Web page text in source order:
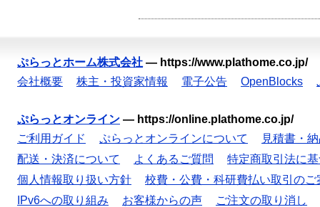
ぷらっとホーム株式会社 — https://www.plathome.co.jp/
会社概要
株主・投資家情報 電子公告 OpenBlocks
ぷらっとオンライン — https://online.plathome.co.jp/
ご利用ガイド
ぷらっとオンラインについて
見積書・
配送・決済について
よくあるご質問
特定商取引法に
個人情報取り扱い方針
校費・公費・科研費払い取引のご
IPv6への取り組み
お客様からの声 ご注文の取り消し